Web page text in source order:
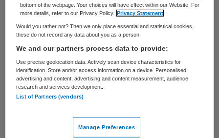
loop van dit jaar is waarschijnlijk negentig
procent van de huisartsen in deze regio
aangesloten op landelijk informatiesysteem
LSP. Dat meldt het Eindhovens Dagblad.
Overgang naar landelijk EPD
in andere delen van het land. Ook de
bottom of the webpage. Your choices will have effect within our Website. For
more details, refer to our Privacy Policy.
Privacy Statement
Would you rather not? Then we only place essential and statistical cookies,
these do not record any data about you as a person
We and our partners process data to provide:
Use precise geolocation data. Actively scan device characteristics for
identification. Store and/or access information on a device. Personalised
advertising and content, advertising and content measurement, audience
research and services development.
List of Partners (vendors)
Manage Preferences